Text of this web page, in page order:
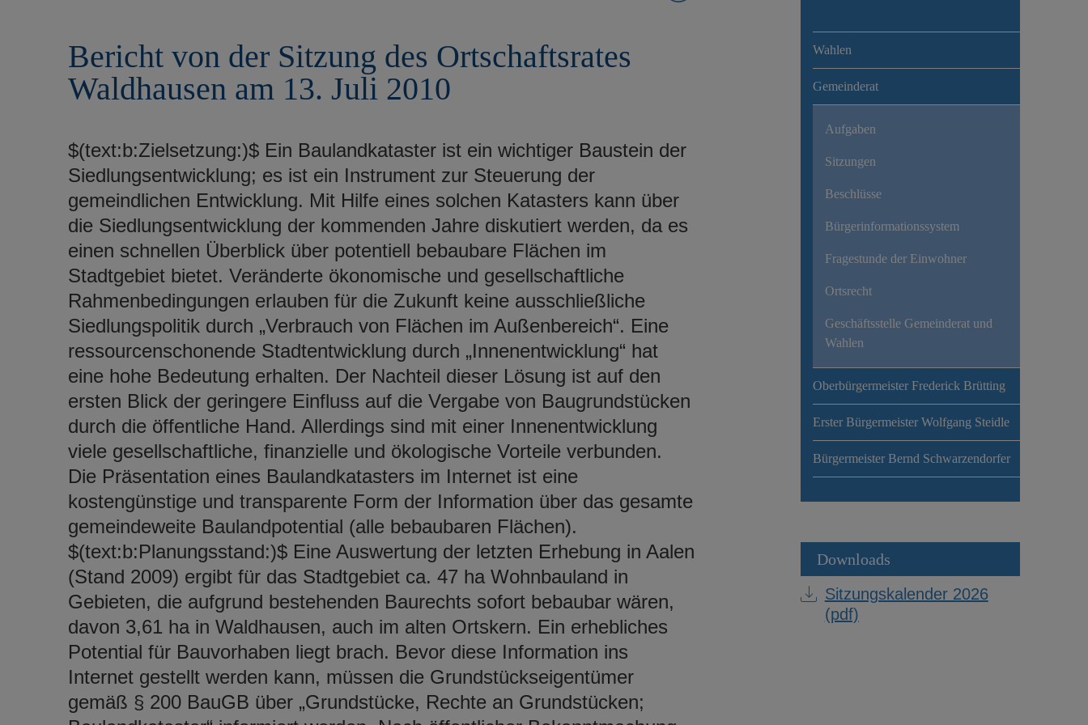
Bericht von der Sitzung des Ortschaftsrates
Waldhausen am 13. Juli 2010
$(text:b:Zielsetzung:)$ Ein Baulandkataster ist ein wichtiger Baustein der
Siedlungsentwicklung; es ist ein Instrument zur Steuerung der
gemeindlichen Entwicklung. Mit Hilfe eines solchen Katasters kann über
die Siedlungsentwicklung der kommenden Jahre diskutiert werden, da es
einen schnellen Überblick über potentiell bebaubare Flächen im
Stadtgebiet bietet. Veränderte ökonomische und gesellschaftliche
Rahmenbedingungen erlauben für die Zukunft keine ausschließliche
Siedlungspolitik durch „Verbrauch von Flächen im Außenbereich“. Eine
ressourcenschonende Stadtentwicklung durch „Innenentwicklung“ hat
eine hohe Bedeutung erhalten. Der Nachteil dieser Lösung ist auf den
ersten Blick der geringere Einfluss auf die Vergabe von Baugrundstücken
durch die öffentliche Hand. Allerdings sind mit einer Innenentwicklung
viele gesellschaftliche, finanzielle und ökologische Vorteile verbunden.
Die Präsentation eines Baulandkatasters im Internet ist eine
kostengünstige und transparente Form der Information über das gesamte
gemeindeweite Baulandpotential (alle bebaubaren Flächen).
$(text:b:Planungsstand:)$ Eine Auswertung der letzten Erhebung in Aalen
(Stand 2009) ergibt für das Stadtgebiet ca. 47 ha Wohnbauland in
Gebieten, die aufgrund bestehenden Baurechts sofort bebaubar wären,
davon 3,61 ha in Waldhausen, auch im alten Ortskern. Ein erhebliches
Potential für Bauvorhaben liegt brach. Bevor diese Information ins
Internet gestellt werden kann, müssen die Grundstückseigentümer
gemäß § 200 BauGB über „Grundstücke, Rechte an Grundstücken;
Wahlen
Gemeinderat
Aufgaben
Sitzungen
Beschlüsse
Bürgerinformationssystem
Fragestunde der Einwohner
Ortsrecht
Geschäftsstelle Gemeinderat und
Wahlen
Oberbürgermeister Frederick Brütting
Erster Bürgermeister Wolfgang Steidle
Bürgermeister Bernd Schwarzendorfer
Downloads
Sitzungskalender 2026
(pdf)